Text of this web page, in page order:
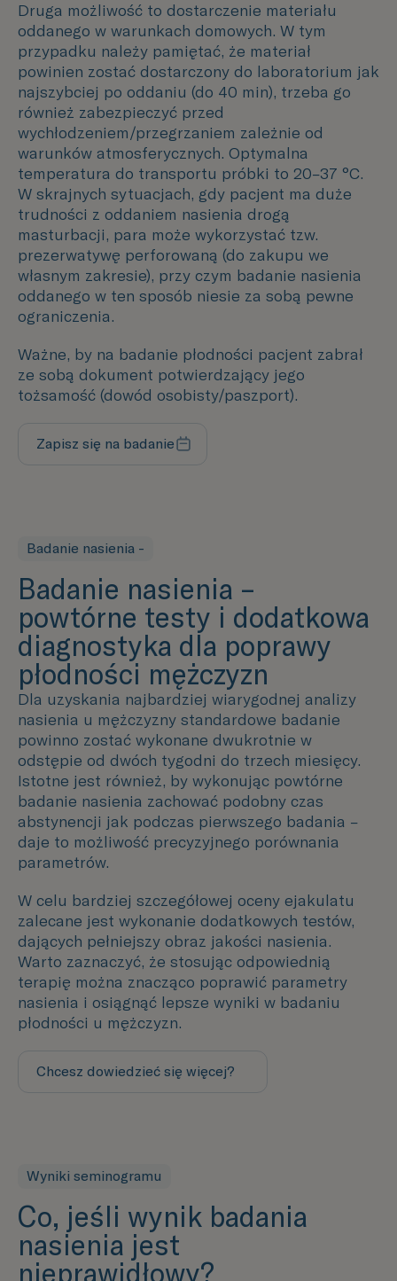
Druga możliwość to dostarczenie materiału
oddanego w warunkach domowych. W tym
przypadku należy pamiętać, że materiał
powinien zostać dostarczony do laboratorium jak
najszybciej po oddaniu (do 40 min), trzeba go
również zabezpieczyć przed
wychłodzeniem/przegrzaniem zależnie od
warunków atmosferycznych. Optymalna
temperatura do transportu próbki to 20–37 °C.
W skrajnych sytuacjach, gdy pacjent ma duże
trudności z oddaniem nasienia drogą
masturbacji, para może wykorzystać tzw.
prezerwatywę perforowaną (do zakupu we
własnym zakresie), przy czym badanie nasienia
oddanego w ten sposób niesie za sobą pewne
ograniczenia.
Ważne, by na badanie płodności pacjent zabrał
ze sobą dokument potwierdzający jego
tożsamość (dowód osobisty/paszport).
Zapisz się na badanie
Badanie nasienia -
Badanie nasienia –
powtórne testy i dodatkowa
diagnostyka dla poprawy
płodności mężczyzn
Dla uzyskania najbardziej wiarygodnej analizy
nasienia u mężczyzny standardowe badanie
powinno zostać wykonane dwukrotnie w
odstępie od dwóch tygodni do trzech miesięcy.
Istotne jest również, by wykonując powtórne
badanie nasienia zachować podobny czas
abstynencji jak podczas pierwszego badania –
daje to możliwość precyzyjnego porównania
parametrów.
W celu bardziej szczegółowej oceny ejakulatu
zalecane jest wykonanie dodatkowych testów,
dających pełniejszy obraz jakości nasienia.
Warto zaznaczyć, że stosując odpowiednią
terapię można znacząco poprawić parametry
nasienia i osiągnąć lepsze wyniki w badaniu
płodności u mężczyzn.
Chcesz dowiedzieć się więcej?
Wyniki seminogramu
Co, jeśli wynik badania
nasienia jest
nieprawidłowy?